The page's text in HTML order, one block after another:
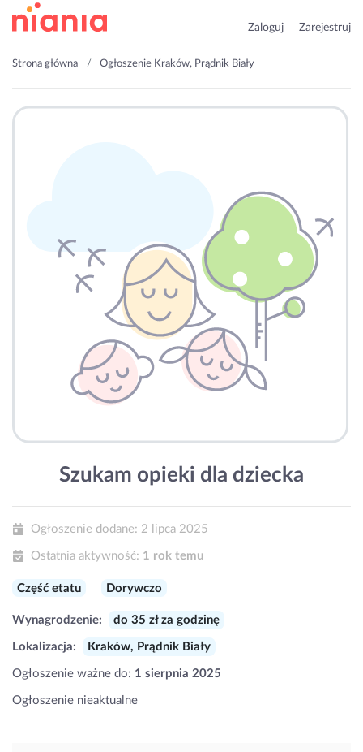
Zaloguj Zarejestruj
Strona główna Ogłoszenie Kraków, Prądnik Biały
Szukam opieki dla dziecka
Ogłoszenie dodane: 2 lipca 2025
Ostatnia aktywność: 1 rok temu
Część etatu Dorywczo
Wynagrodzenie: do 35 zł za godzinę
Lokalizacja: Kraków, Prądnik Biały
Ogłoszenie ważne do: 1 sierpnia 2025
Ogłoszenie nieaktualne